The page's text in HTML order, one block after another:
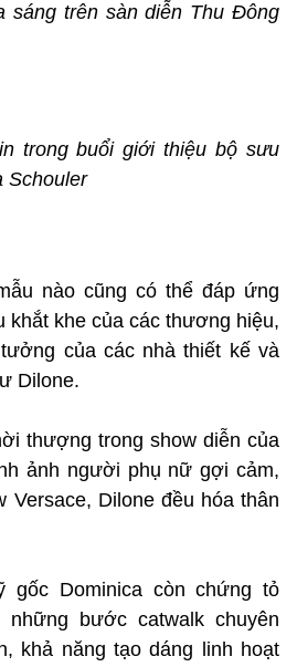
sáng trên sàn diễn Thu Đông
trong buổi giới thiệu bộ sưu
Schouler
nào cũng có thể đáp ứng
khắt khe của các thương hiệu,
của các nhà thiết kế và
Dilone.
thượng trong show diễn của
ảnh người phụ nữ gợi cảm,
Versace, Dilone đều hóa thân
gốc Dominica còn chứng tỏ
bước catwalk chuyên
khả năng tạo dáng linh hoạt